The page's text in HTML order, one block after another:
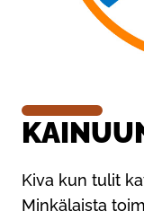
Kiva kun tulit
Minkälaista